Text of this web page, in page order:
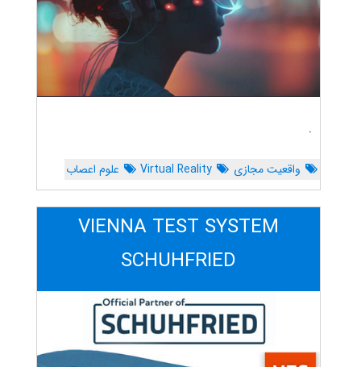
.
واقعیت مجازی Virtual Reality علوم اعصاب
VIENNA TEST SYSTEM
SCHUHFRIED